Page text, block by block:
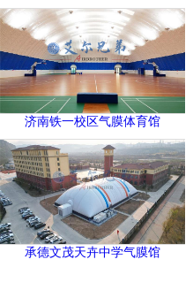
济南铁一校区气膜体育馆
承德文茂天卉中学气膜馆